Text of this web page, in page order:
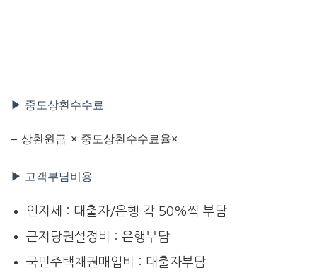
▶ 중도상환수수료
– 상환원금 × 중도상환수수료율×
▶ 고객부담비용
인지세 : 대출자/은행 각 50%씩 부담
근저당권설정비 : 은행부담
국민주택채권매입비 : 대출자부담